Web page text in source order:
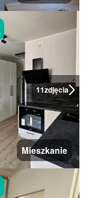
11zdjęcia
Mieszkanie